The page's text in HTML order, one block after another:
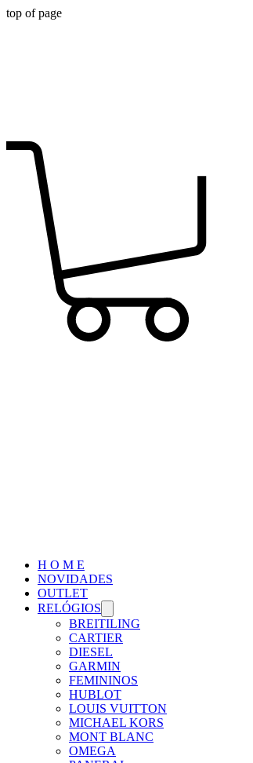
top of page
H O M E
NOVIDADES
OUTLET
RELÓGIOS
BREITILING
CARTIER
DIESEL
GARMIN
FEMININOS
HUBLOT
LOUIS VUITTON
MICHAEL KORS
MONT BLANC
OMEGA